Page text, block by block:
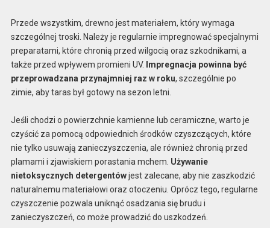
Przede wszystkim, drewno jest materiałem, który wymaga
szczególnej troski. Należy je regularnie impregnować specjalnymi
preparatami, które chronią przed wilgocią oraz szkodnikami, a
także przed wpływem promieni UV. Impregnacja powinna być
przeprowadzana przynajmniej raz w roku, szczególnie po
zimie, aby taras był gotowy na sezon letni.
Jeśli chodzi o powierzchnie kamienne lub ceramiczne, warto je
czyścić za pomocą odpowiednich środków czyszczących, które
nie tylko usuwają zanieczyszczenia, ale również chronią przed
plamami i zjawiskiem porastania mchem. Używanie
nietoksycznych detergentówjest zalecane, aby nie zaszkodzić
naturalnemu materiałowi oraz otoczeniu. Oprócz tego, regularne
czyszczenie pozwala uniknąć osadzania się brudu i
zanieczyszczeń, co może prowadzić do uszkodzeń.